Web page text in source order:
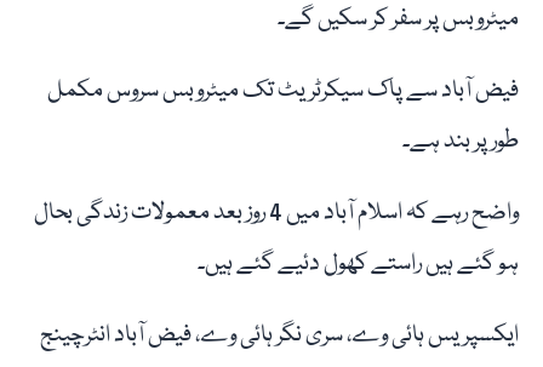
میٹروبس پر سفر کر سکیں گے۔
فیض آباد سے پاک سیکرٹریٹ تک میٹروبس سروس مکمل
طور پر بند ہے۔
واضح رہے کہ اسلام آباد میں 4 روز بعد معمولات زندگی بحال
ہو گئے ہیں راستے کھول دئیے گئے ہیں۔
ایکسپریس ہائی وے، سری نگر ہائی وے، فیض آباد انٹرچینج